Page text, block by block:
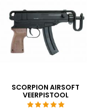
SCORPION AIRSOFT
VEERPISTOOL